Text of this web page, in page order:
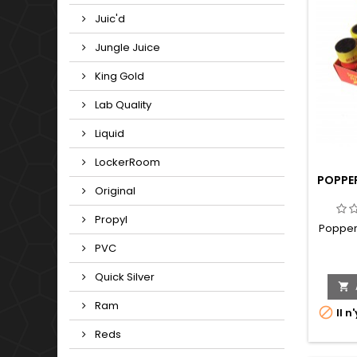
Juic'd
Jungle Juice
King Gold
Lab Quality
Liquid
LockerRoom
Original
Propyl
PVC
Quick Silver
Ram
Reds

 Il